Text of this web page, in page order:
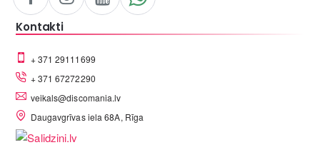
Kontakti
+ 371 29111699
+ 371 67272290
veikals@discomania.lv
Daugavgrīvas iela 68A, Rīga